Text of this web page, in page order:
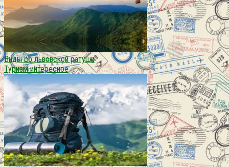
Виды со львовской ратуши
Туризм интересное